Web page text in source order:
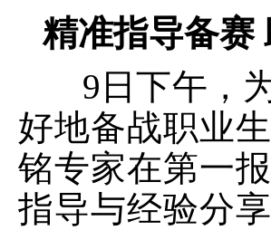
精准指导备赛
9 日下午，
好地备战职业
铭专家在第一
指导与经验分